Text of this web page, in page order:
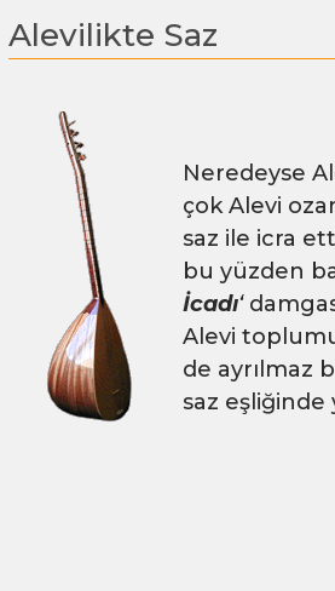
Alevilikte Saz
Neredeyse
çok Alevi
saz ile icra
bu yüzden
İcadı‘
Alevi
de ayrılmaz
saz eşliğinde